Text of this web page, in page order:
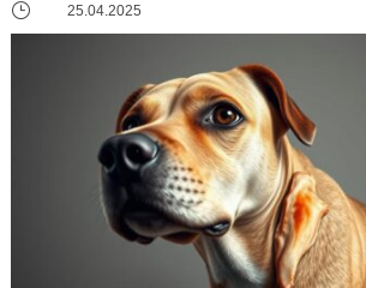
} 25.04.2025